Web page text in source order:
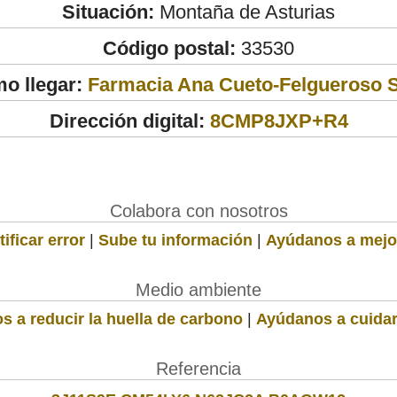
Situación: Montaña de Asturias
Código postal: 33530
llegar: Farmacia Ana Cueto-Felgueroso
Dirección digital: 8CMP8JXP+R4
Colabora con nosotros
error | Sube tu información | Ayúdanos a
Medio ambiente
a reducir la huella de carbono | Ayúdanos a
Referencia